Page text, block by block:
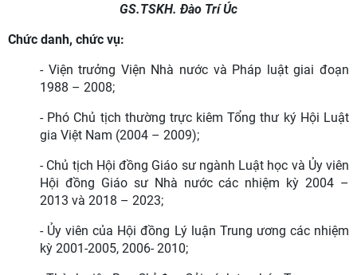
GS.TSKH. Đào Trí Úc
Chức danh, chức vụ:
- Viện trưởng Viện Nhà nước và Pháp luật giai đoạn
1988 – 2008;
- Phó Chủ tịch thường trực kiêm Tổng thư ký Hội Luật
gia Việt Nam (2004 – 2009);
- Chủ tịch Hội đồng Giáo sư ngành Luật học và Ủy viên
Hội đồng Giáo sư Nhà nước các nhiệm kỳ 2004 –
2013 và 2018 – 2023;
- Ủy viên của Hội đồng Lý luận Trung ương các nhiệm
kỳ 2001-2005, 2006- 2010;